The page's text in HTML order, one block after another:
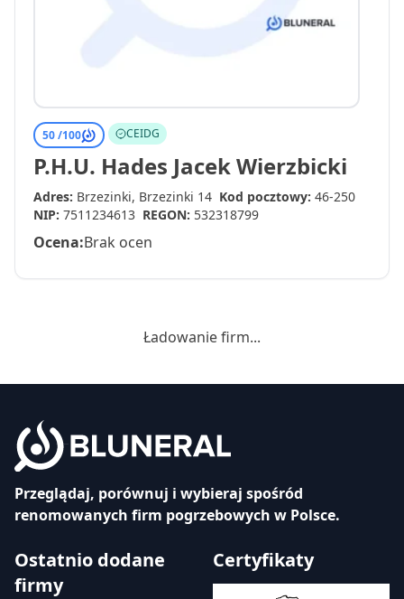
50 /100 CEIDG
P.H.U. Hades Jacek Wierzbicki
Adres: Brzezinki, Brzezinki 14 Kod pocztowy: 46-250
NIP: 7511234613 REGON: 532318799
Ocena:Brak ocen
Ładowanie firm...
Przeglądaj, porównuj i wybieraj spośród
renomowanych firm pogrzebowych w Polsce.
Ostatnio dodane
firmy
Certyfikaty